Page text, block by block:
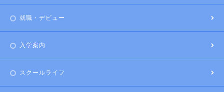
就職・デビュー
入学案内
スクールライフ